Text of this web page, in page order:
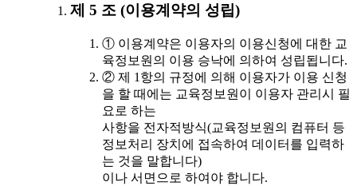
제 5 조 (이용계약의 성립)
① 이용계약은 이용자의 이용신청에 대한 교
육정보원의 이용 승낙에 의하여 성립됩니다.
② 제 1항의 규정에 의해 이용자가 이용 신청
을 할 때에는 교육정보원이 이용자 관리시 필
요로 하는
사항을 전자적방식(교육정보원의 컴퓨터 등
정보처리 장치에 접속하여 데이터를 입력하
는 것을 말합니다)
이나 서면으로 하여야 합니다.